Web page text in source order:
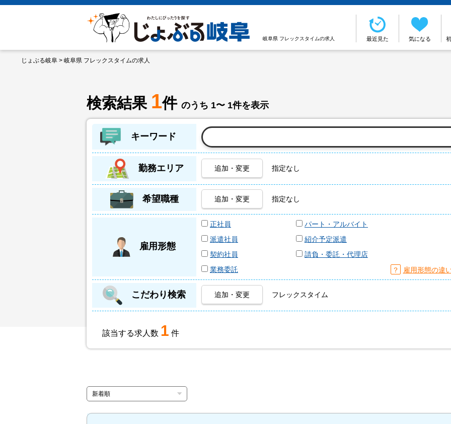
岐阜県 フレックスタイムの求人 最近見た 気になる
じょぶる岐阜 > 岐阜県 フレックスタイムの求人
検索結果 1件 のうち 1〜 1件を表示
キーワード
勤務エリア 追加・変更 指定なし
希望職種 追加・変更 指定なし
雇用形態
正社員
パート・アルバイト
派遣社員
紹介予定派遣
契約社員
請負・委託・代理店
業務委託
？ 雇用形態の違
こだわり検索 追加・変更 フレックスタイム
該当する求人数 1 件